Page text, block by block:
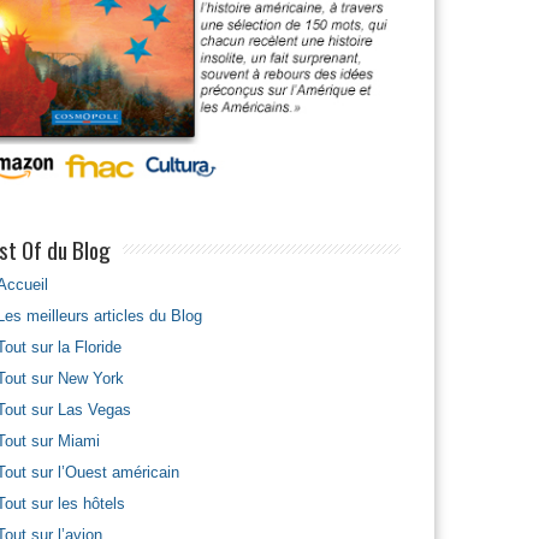
Of du Blog
meilleurs articles du Blog
sur la Floride
sur New York
sur Las Vegas
sur Miami
sur l’Ouest américain
sur les hôtels
sur l’avion